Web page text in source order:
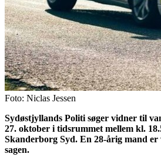
Foto: Niclas Jessen
Sydøstjyllands Politi søger vidner til
27. oktober i tidsrummet mellem kl.
Skanderborg Syd. En 28-årig mand
sagen.